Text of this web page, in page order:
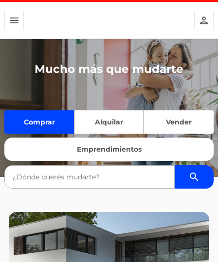
Mucho más que mudarte
Comprar Alquilar Vender
Emprendimientos